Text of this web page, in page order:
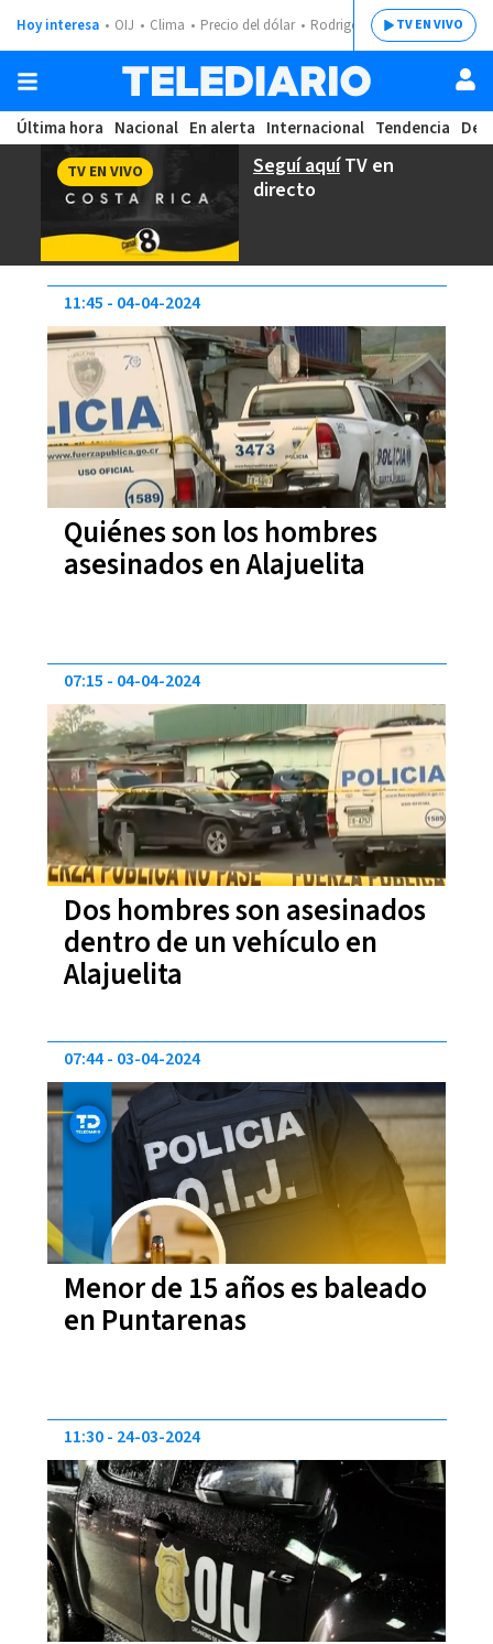
Hoy interesa OIJ Clima Precio del dólar Rodrigo ChavesTV EN VIVO
Última hora Nacional En alerta Internacional Tendencia
Seguí aquíTV en
directo
TV EN VIVO
Quiénes son los hombres
asesinados en Alajuelita
11:45 04-04-2024
Dos hombres son asesinados
dentro de un vehículo en
Alajuelita
07:15 04-04-2024
Menor de 15 años es baleado
en Puntarenas
07:44 03-04-2024
11:30 24-03-2024